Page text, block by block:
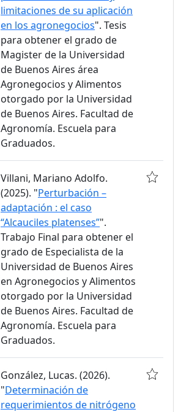
limitaciones de su aplicación
en los agronegocios". Tesis
para obtener el grado de
Magister de la Universidad
de Buenos Aires área
Agronegocios y Alimentos
otorgado por la Universidad
de Buenos Aires. Facultad de
Agronomía. Escuela para
Graduados.
Villani, Mariano Adolfo.
(2025). "Perturbación –
adaptación : el caso
“Alcauciles platenses”".
Trabajo Final para obtener el
grado de Especialista de la
Universidad de Buenos Aires
en Agronegocios y Alimentos
otorgado por la Universidad
de Buenos Aires. Facultad de
Agronomía. Escuela para
Graduados.
González, Lucas. (2026).
"Determinación de
requerimientos de nitrógeno